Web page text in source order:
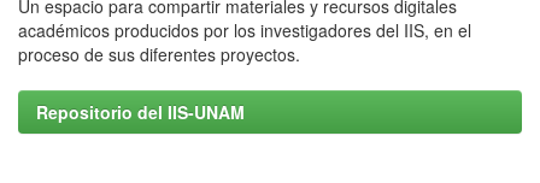
Un espacio para compartir materiales y recursos digitales
académicos producidos por los investigadores del IIS, en el
proceso de sus diferentes proyectos.
Repositorio del IIS-UNAM